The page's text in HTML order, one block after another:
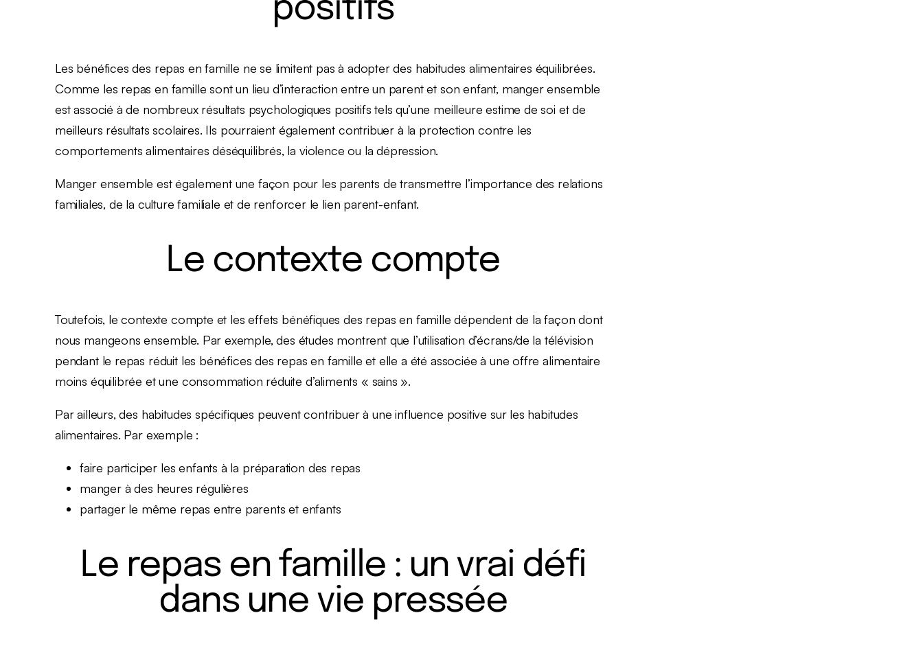
positifs
Les bénéfices des repas en famille ne se limitent pas à adopter des habitudes alimentaires équilibrées.
Comme les repas en famille sont un lieu d’interaction entre un parent et son enfant, manger ensemble
est associé à de nombreux résultats psychologiques positifs tels qu’une meilleure estime de soi et de
meilleurs résultats scolaires. Ils pourraient également contribuer à la protection contre les
comportements alimentaires déséquilibrés, la violence ou la dépression.
Manger ensemble est également une façon pour les parents de transmettre l’importance des relations
familiales, de la culture familiale et de renforcer le lien parent-enfant.
Le contexte compte
Toutefois, le contexte compte et les effets bénéfiques des repas en famille dépendent de la façon dont
nous mangeons ensemble. Par exemple, des études montrent que l’utilisation d’écrans/de la télévision
pendant le repas réduit les bénéfices des repas en famille et elle a été associée à une offre alimentaire
moins équilibrée et une consommation réduite d’aliments « sains ».
Par ailleurs, des habitudes spécifiques peuvent contribuer à une influence positive sur les habitudes
alimentaires. Par exemple :
faire participer les enfants à la préparation des repas
manger à des heures régulières
partager le même repas entre parents et enfants
Le repas en famille : un vrai défi
dans une vie pressée